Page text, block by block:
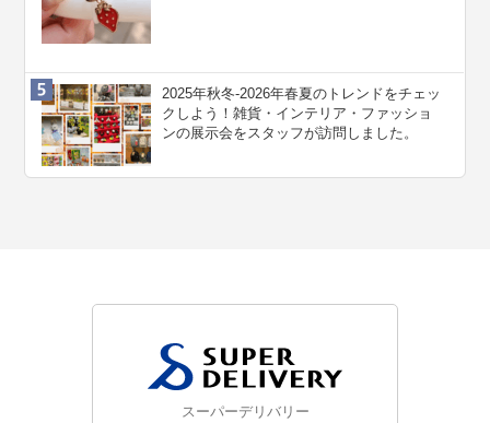
2025年秋冬-2026年春夏のトレンドをチェッ
クしよう！雑貨・インテリア・ファッショ
ンの展示会をスタッフが訪問しました。
スーパーデリバリー